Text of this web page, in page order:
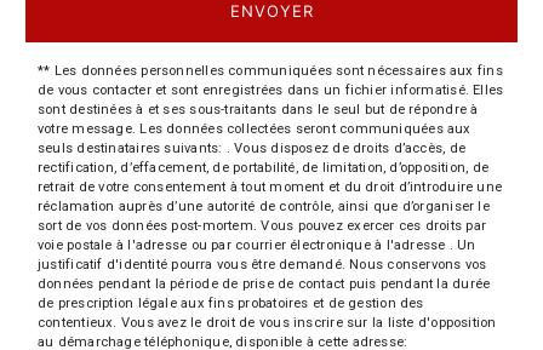
ENVOYER
** Les données personnelles communiquées sont nécessaires aux fins
de vous contacter et sont enregistrées dans un fichier informatisé. Elles
sont destinées à et ses sous-traitants dans le seul but de répondre à
votre message. Les données collectées seront communiquées aux
seuls destinataires suivants: . Vous disposez de droits d’accès, de
rectification, d’effacement, de portabilité, de limitation, d’opposition, de
retrait de votre consentement à tout moment et du droit d’introduire une
réclamation auprès d’une autorité de contrôle, ainsi que d’organiser le
sort de vos données post-mortem. Vous pouvez exercer ces droits par
voie postale à l'adresse ou par courrier électronique à l'adresse . Un
justificatif d'identité pourra vous être demandé. Nous conservons vos
données pendant la période de prise de contact puis pendant la durée
de prescription légale aux fins probatoires et de gestion des
contentieux. Vous avez le droit de vous inscrire sur la liste d'opposition
au démarchage téléphonique, disponible à cette adresse: